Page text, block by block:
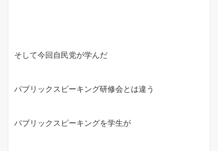
そして今回自民党が学んだ
パブリックスピーキング研修会とは違う
パブリックスピーキングを学生が